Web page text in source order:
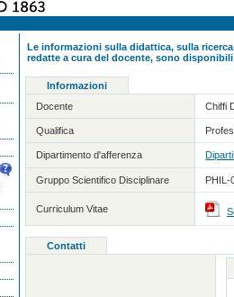
Le informazioni sulla didattica, sulla
redatte a cura del docente, sono
Informazioni
Docente
Chiffi
Qualifica
Dipartimento d'afferenza
Gruppo Scientifico Disciplinare PHIL-
Curriculum Vitae
Contatti